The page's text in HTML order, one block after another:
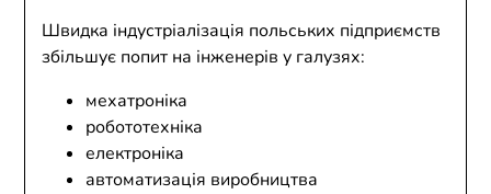
Швидка індустріалізація польських підприємств
збільшує попит на інженерів у галузях:
мехатроніка
робототехніка
електроніка
автоматизація виробництва